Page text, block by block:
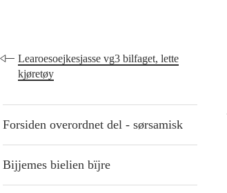
Learoesoejkesjasse vg3 bilfaget, lette
kjøretøy
Forsiden overordnet del - sørsamisk
Bijjemes bielien bïjre